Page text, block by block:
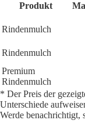
Produkt
Rindenmulch
Rindenmulch
Premium
Rindenmulch
* Der Preis der
Unterschiede
Werde benachrichtigt,